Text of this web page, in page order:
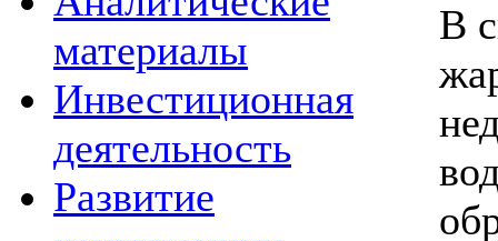
материалы
Инвестиционная
деятельность
Развитие
В